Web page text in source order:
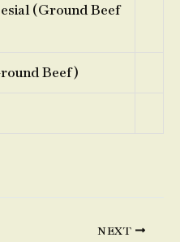
(Ground Beef
Beef)
NEXT